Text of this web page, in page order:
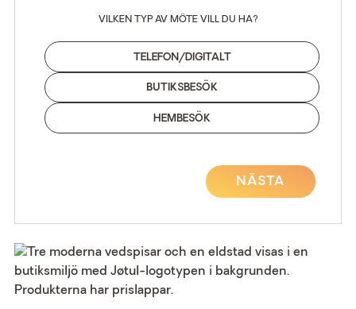
VILKEN TYP AV MÖTE VILL DU HA?
TELEFON/DIGITALT
BUTIKSBESÖK
HEMBESÖK
NÄSTA